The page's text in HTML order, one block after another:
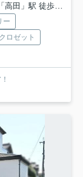
田」駅 徒歩18分
ー
ロゼット